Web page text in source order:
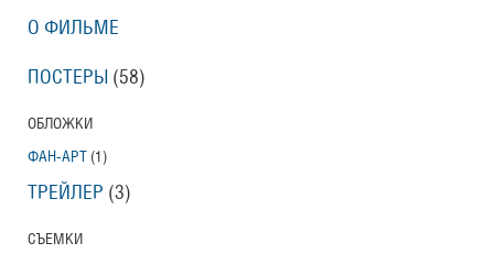
О ФИЛЬМЕ
ПОСТЕРЫ (58)
ОБЛОЖКИ
ФАН-АРТ (1)
ТРЕЙЛЕР (3)
СЪЕМКИ